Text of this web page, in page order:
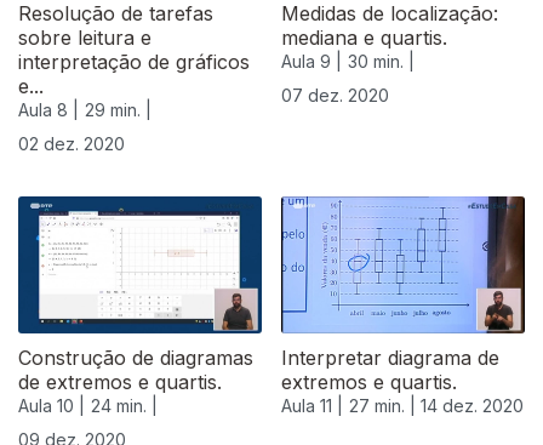
Resolução de tarefas
sobre leitura e
interpretação de gráficos
e...
Aula 8 |
29 min. |
02 dez. 2020
Medidas de localização:
mediana e quartis.
Aula 9 |
30 min. |
07 dez. 2020
Construção de diagramas
de extremos e quartis.
Aula 10 |
24 min. |
09 dez. 2020
Interpretar diagrama de
extremos e quartis.
Aula 11 | 27 min. | 14 dez. 2020
511862